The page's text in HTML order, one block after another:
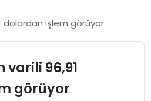
dolardan işlem görüyor
96,91
görüyor